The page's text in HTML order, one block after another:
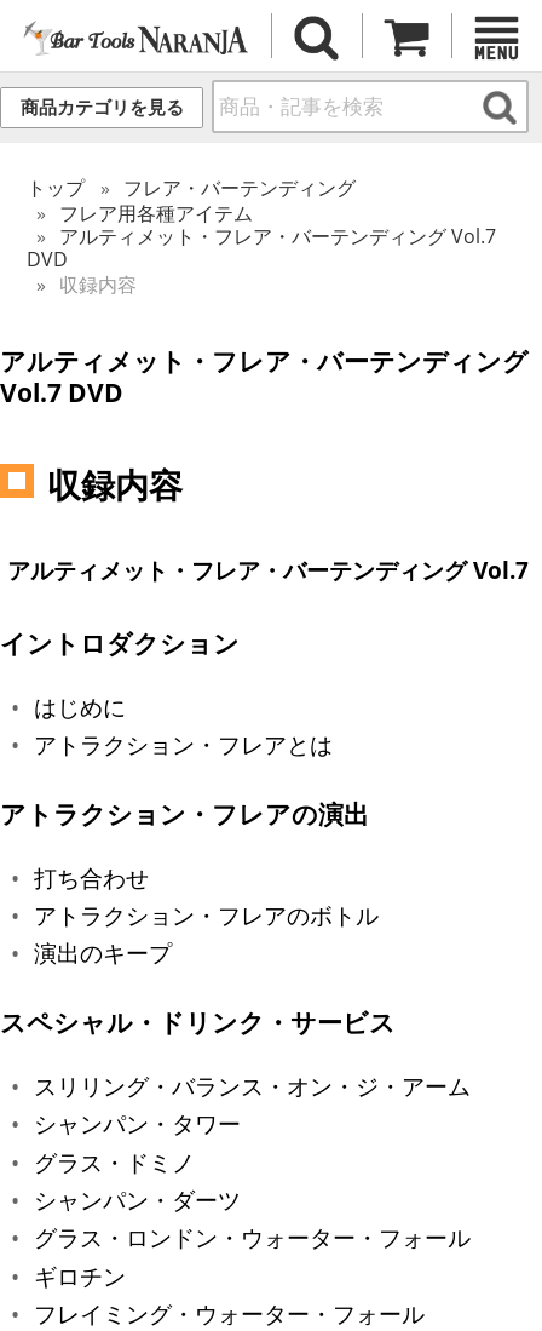
商品カテゴリを見る
トップ
フレア・バーテンディング
フレア用各種アイテム
アルティメット・フレア・バーテンディング Vol.7
DVD
収録内容
アルティメット・フレア・バーテンディング
Vol.7 DVD
収録内容
アルティメット・フレア・バーテンディング Vol.7
イントロダクション
はじめに
アトラクション・フレアとは
アトラクション・フレアの演出
打ち合わせ
アトラクション・フレアのボトル
演出のキープ
スペシャル・ドリンク・サービス
スリリング・バランス・オン・ジ・アーム
シャンパン・タワー
グラス・ドミノ
シャンパン・ダーツ
グラス・ロンドン・ウォーター・フォール
ギロチン
フレイミング・ウォーター・フォール